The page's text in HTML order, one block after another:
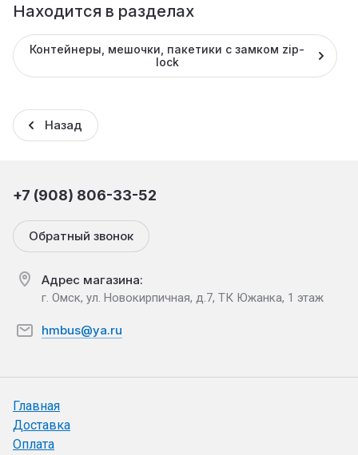
Находится в разделах
Контейнеры, мешочки, пакетики с замком zip-
lock
Назад
+7 (908) 806-33-52
Обратный звонок
Адрес магазина:
г. Омск, ул. Новокирпичная, д.7, ТК Южанка, 1 этаж
hmbus@ya.ru
Главная
Доставка
Оплата